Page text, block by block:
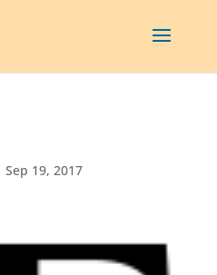
Sep 19, 2017